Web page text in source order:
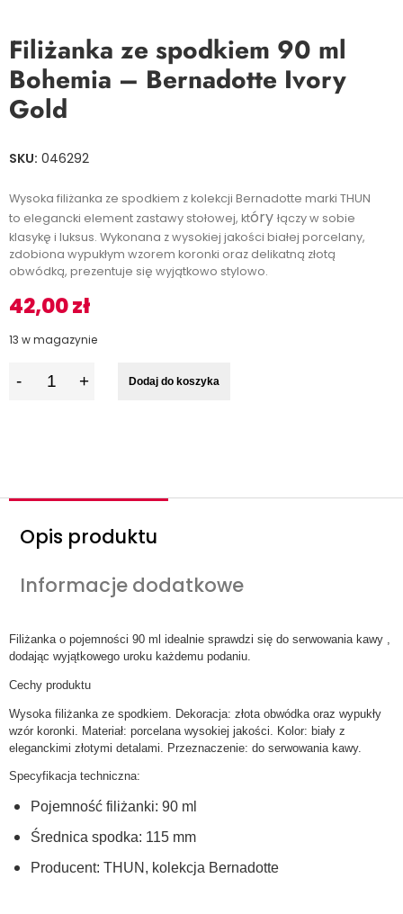
Filiżanka ze spodkiem 90 ml
Bohemia – Bernadotte Ivory
Gold
SKU: 046292
Wysoka filiżanka ze spodkiem z kolekcji Bernadotte marki THUN
to elegancki element zastawy stołowej, który łączy w sobie
klasykę i luksus. Wykonana z wysokiej jakości białej porcelany,
zdobiona wypukłym wzorem koronki oraz delikatną złotą
obwódką, prezentuje się wyjątkowo stylowo.
42,00zł
13 w magazynie
Dodaj do koszyka
Opis produktu
Informacje dodatkowe
Filiżanka o pojemności 90 ml idealnie sprawdzi się do serwowania kawy ,
dodając wyjątkowego uroku każdemu podaniu.
Cechy produktu
Wysoka filiżanka ze spodkiem. Dekoracja: złota obwódka oraz wypukły
wzór koronki. Materiał: porcelana wysokiej jakości. Kolor: biały z
eleganckimi złotymi detalami. Przeznaczenie: do serwowania kawy.
Specyfikacja techniczna:
Pojemność filiżanki: 90 ml
Średnica spodka: 115 mm
Producent: THUN, kolekcja Bernadotte